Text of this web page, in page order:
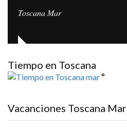
Toscana Mar
Tiempo en Toscana
°
Vacanciones Toscana Mar